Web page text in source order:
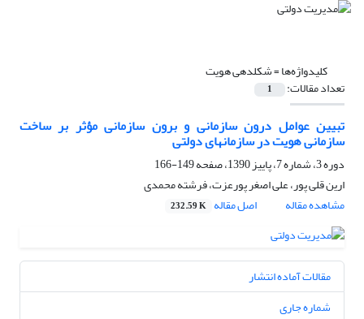
کلیدواژه‌ها =شکل‎دهی هویت
تعداد مقالات: 1
تبیین عوامل درون سازمانی و برون سازمانی مؤثر بر ساخت
سازمانی هویت در سازمان‎های دولتی
دوره 3، شماره 7، پاییز 1390، صفحه
149-166
ارین قلی پور، علی اصغر پورعزت، فرشته محمدی
مشاهده مقاله
اصل مقاله 232.59 K
مقالات آماده انتشار
شماره جاری